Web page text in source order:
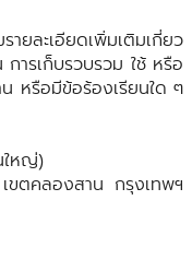
ยละเอียดเพิ่มเติมเกี่ยว
ารเก็บรวบรวม ใช้ หรือ
หรือมีข้อร้องเรียนใด ๆ
ใหญ่)
ตคลองสาน กรุงเทพฯ